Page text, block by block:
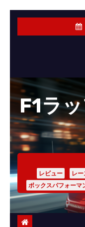
ス
キ
ッ
プ
F1ラ
レビュー レ
ボックスパフォーマ